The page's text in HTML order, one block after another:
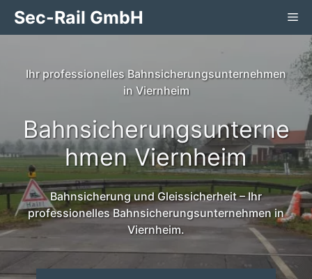
Zum
InhaltSec-Rail GmbH
Ihr professionelles Bahnsicherungsunternehmen
in Viernheim
Bahnsicherungsunterne
hmen Viernheim
Bahnsicherung und Gleissicherheit – Ihr
professionelles Bahnsicherungsunternehmen in
Viernheim.